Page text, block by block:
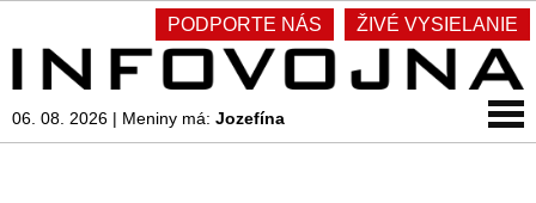
PODPORTE NÁS ŽIVÉ VYSIELANIE
06. 08. 2026 | Meniny má: Jozefína